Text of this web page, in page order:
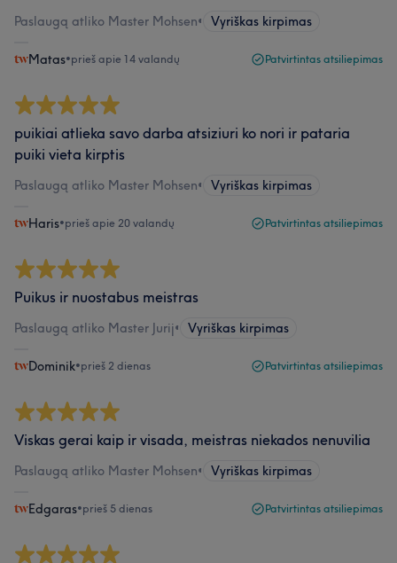
Paslaugą atliko Master Mohsen• Vyriškas kirpimas
Matas•prieš apie 14 valandų Patvirtintas atsiliepimas
puikiai atlieka savo darba atsiziuri ko nori ir pataria
puiki vieta kirptis
Paslaugą atliko Master Mohsen• Vyriškas kirpimas
Haris•prieš apie 20 valandų Patvirtintas atsiliepimas
Puikus ir nuostabus meistras
Paslaugą atliko Master Jurij• Vyriškas kirpimas
Dominik•prieš 2 dienas Patvirtintas atsiliepimas
Viskas gerai kaip ir visada, meistras niekados nenuvilia
Paslaugą atliko Master Mohsen• Vyriškas kirpimas
Edgaras•prieš 5 dienas Patvirtintas atsiliepimas